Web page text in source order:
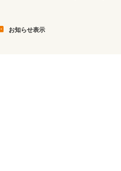
お知らせ表示